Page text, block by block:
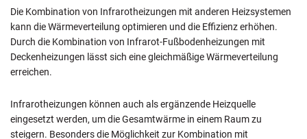
Die Kombination von Infrarotheizungen mit anderen Heizsystemen
kann die Wärmeverteilung optimieren und die Effizienz erhöhen.
Durch die Kombination von Infrarot-Fußbodenheizungen mit
Deckenheizungen lässt sich eine gleichmäßige Wärmeverteilung
erreichen.
Infrarotheizungen können auch als ergänzende Heizquelle
eingesetzt werden, um die Gesamtwärme in einem Raum zu
steigern. Besonders die Möglichkeit zur Kombination mit